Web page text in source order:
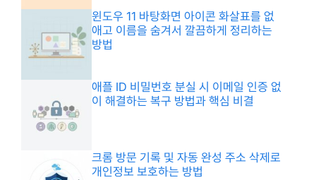
윈도우 11 바탕화면 아이콘 화살표를 없
애고 이름을 숨겨서 깔끔하게 정리하는
방법
애플 ID 비밀번호 분실 시 이메일 인증 없
이 해결하는 복구 방법과 핵심 비결
크롬 방문 기록 및 자동 완성 주소 삭제로
개인정보 보호하는 방법